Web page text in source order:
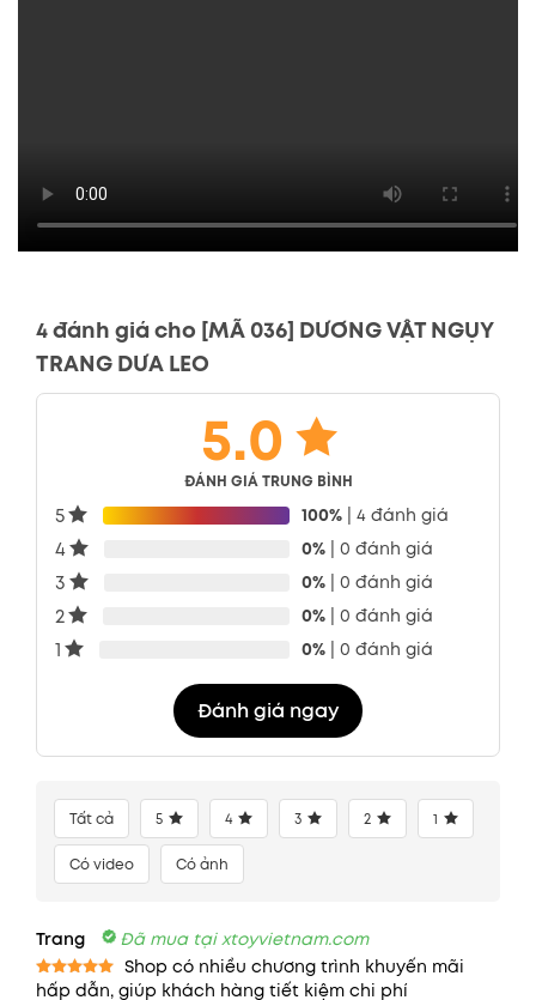
4 đánh giá cho [MÃ 036] DƯƠNG VẬT NGỤY
TRANG DƯA LEO
5.0
ĐÁNH GIÁ TRUNG BÌNH
5 100% | 4 đánh giá
4 0% | 0 đánh giá
3 0% | 0 đánh giá
2 0% | 0 đánh giá
1 0% | 0 đánh giá
Đánh giá ngay
Tất cả 5 4 3 2 1
Có video Có ảnh
Trang Đã mua tại xtoyvietnam.com
Được xếp
Shop có nhiều chương trình khuyến mãi
hấp dẫn, giúp khách hàng tiết kiệm chi phí